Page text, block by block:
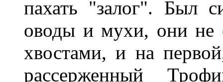
пахать "залог". Был
оводы и мухи, они не
хвостами, и на
рассерженный